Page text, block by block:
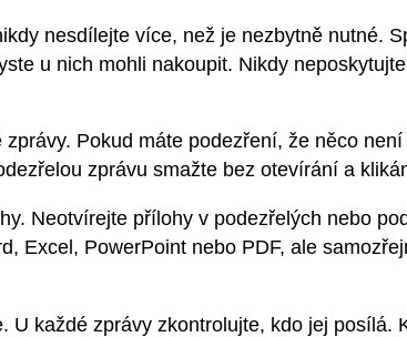
nesdílejte více, než je nezbytně nutné.
u nich mohli nakoupit. Nikdy
zprávy. Pokud máte podezření, že něco
zprávu smažte bez otevírání a
Neotvírejte přílohy v podezřelých nebo
Excel, PowerPoint nebo PDF, ale
U každé zprávy zkontrolujte, kdo jej posílá.